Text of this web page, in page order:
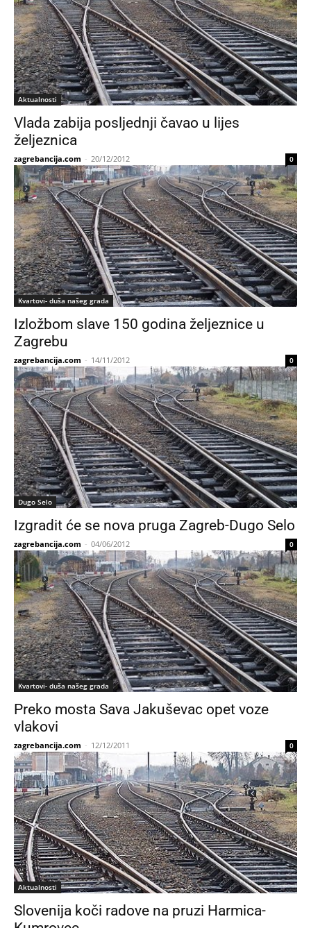
Aktualnosti
Vlada zabija posljednji čavao u lijes
željeznica
zagrebancija.com - 20/12/2012 0
Kvartovi- duša našeg grada
Izložbom slave 150 godina željeznice u
Zagrebu
zagrebancija.com - 14/11/2012 0
Dugo Selo
Izgradit će se nova pruga Zagreb-Dugo Selo
zagrebancija.com - 04/06/2012 0
Kvartovi- duša našeg grada
Preko mosta Sava Jakuševac opet voze
vlakovi
zagrebancija.com - 12/12/2011 0
Aktualnosti
Slovenija koči radove na pruzi Harmica-